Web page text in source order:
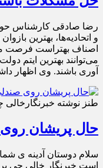
رضا صادقی کارشناس
و اتحادیه‌ها، بهترین
اصناف بهتراست فرصت
می‌توانند بهترین ایتم
آوری باشند. وی اظهار
طنز نوشته
حال پریشان
سلام دوستان آدینه ی
است خبرنگار خالی چی